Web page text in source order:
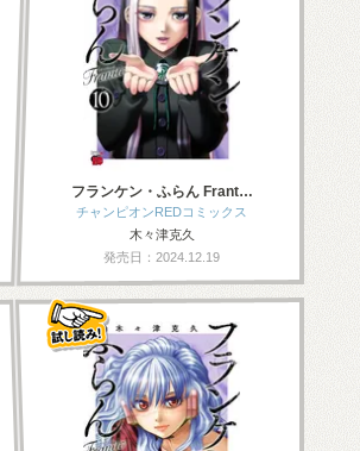
フランケン・ふらん Frant…
チャンピオンREDコミックス
木々津克久
発売日：2024.12.19